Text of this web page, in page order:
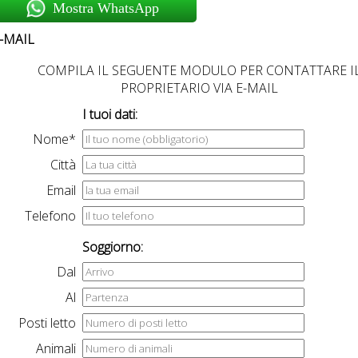
Mostra WhatsApp
MAIL
COMPILA IL SEGUENTE MODULO PER CONTATTARE
PROPRIETARIO VIA E-MAIL
I tuoi dati:
Nome*
Città
Email
Telefono
Soggiorno:
Dal
Al
Posti letto
Animali